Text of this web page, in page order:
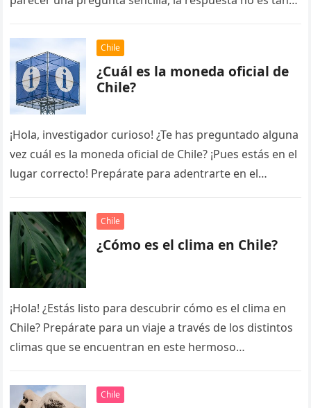
Chile
¿Cuál es la moneda oficial de
Chile?
¡Hola, investigador curioso! ¿Te has preguntado alguna
vez cuál es la moneda oficial de Chile? ¡Pues estás en el
lugar correcto! Prepárate para adentrarte en el
Chile
¿Cómo es el clima en Chile?
¡Hola! ¿Estás listo para descubrir cómo es el clima en
Chile? Prepárate para un viaje a través de los distintos
climas que se encuentran en este hermoso…
Chile